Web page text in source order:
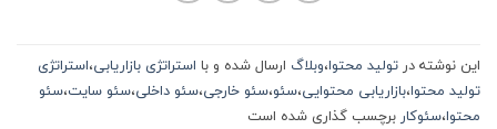
این نوشته در تولید محتوا،وبلاگ ارسال شده و با استراتژی بازاریابی،استراتژی
تولید محتوا،بازاریابی محتوایی،سئو،سئو خارجی،سئو داخلی،سئو سایت،سئو
محتوا،سئوکار برچسب گذاری شده است